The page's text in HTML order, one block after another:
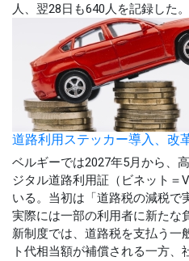
人、翌28日も640人を記録した。
道路利用ステッカー導入、改
ベルギーでは2027年5月から、
ジタル道路利用証（ビネット＝
いる。当初は「道路税の減税で
実際には一部の利用者に新たな
新制度では、道路税を支払う一
ト代相当額が補償される一方